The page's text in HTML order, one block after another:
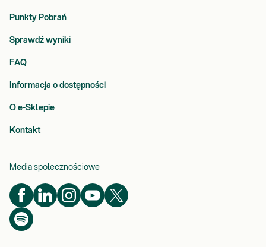
Punkty Pobrań
Sprawdź wyniki
FAQ
Informacja o dostępności
O e-Sklepie
Kontakt
Media społecznościowe